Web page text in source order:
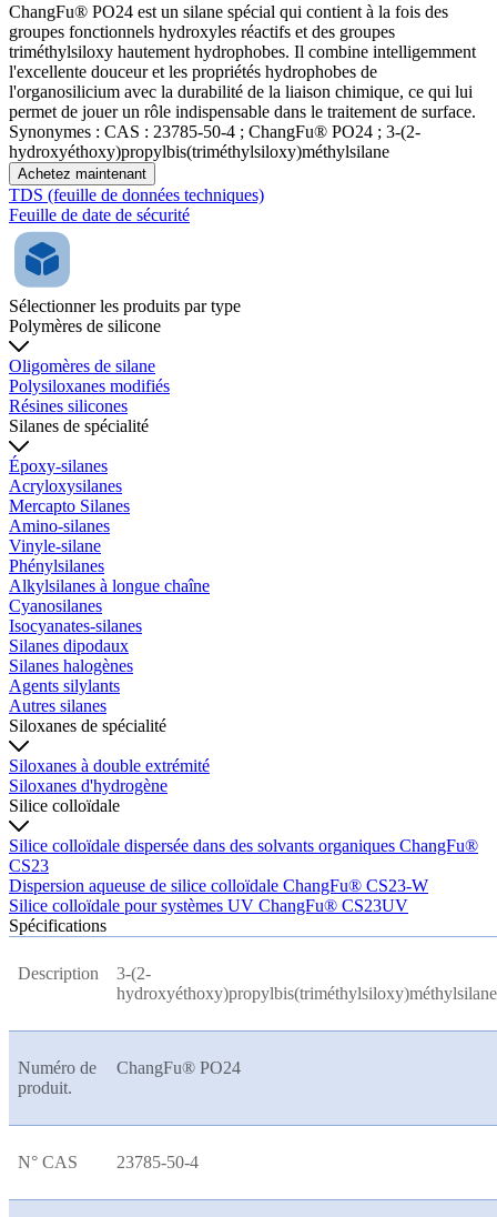
ChangFu® PO24 est un silane spécial qui contient à la fois des
groupes fonctionnels hydroxyles réactifs et des groupes
triméthylsiloxy hautement hydrophobes. Il combine intelligemment
l'excellente douceur et les propriétés hydrophobes de
l'organosilicium avec la durabilité de la liaison chimique, ce qui lui
permet de jouer un rôle indispensable dans le traitement de surface.
Synonymes : CAS : 23785-50-4 ; ChangFu® PO24 ; 3-(2-
hydroxyéthoxy)propylbis(triméthylsiloxy)méthylsilane
Achetez maintenant
TDS (feuille de données techniques)
Feuille de date de sécurité
Sélectionner les produits par type
Polymères de silicone
Oligomères de silane
Polysiloxanes modifiés
Résines silicones
Silanes de spécialité
Époxy-silanes
Acryloxysilanes
Mercapto Silanes
Amino-silanes
Vinyle-silane
Phénylsilanes
Alkylsilanes à longue chaîne
Cyanosilanes
Isocyanates-silanes
Silanes dipodaux
Silanes halogènes
Agents silylants
Autres silanes
Siloxanes de spécialité
Siloxanes à double extrémité
Siloxanes d'hydrogène
Silice colloïdale
Silice colloïdale dispersée dans des solvants organiques ChangFu®
CS23
Dispersion aqueuse de silice colloïdale ChangFu® CS23-W
Silice colloïdale pour systèmes UV ChangFu® CS23UV
Spécifications
Description
3-(2-
hydroxyéthoxy)propylbis(triméthylsiloxy)méthylsilane
Numéro de
produit.
ChangFu® PO24
N° CAS 23785-50-4